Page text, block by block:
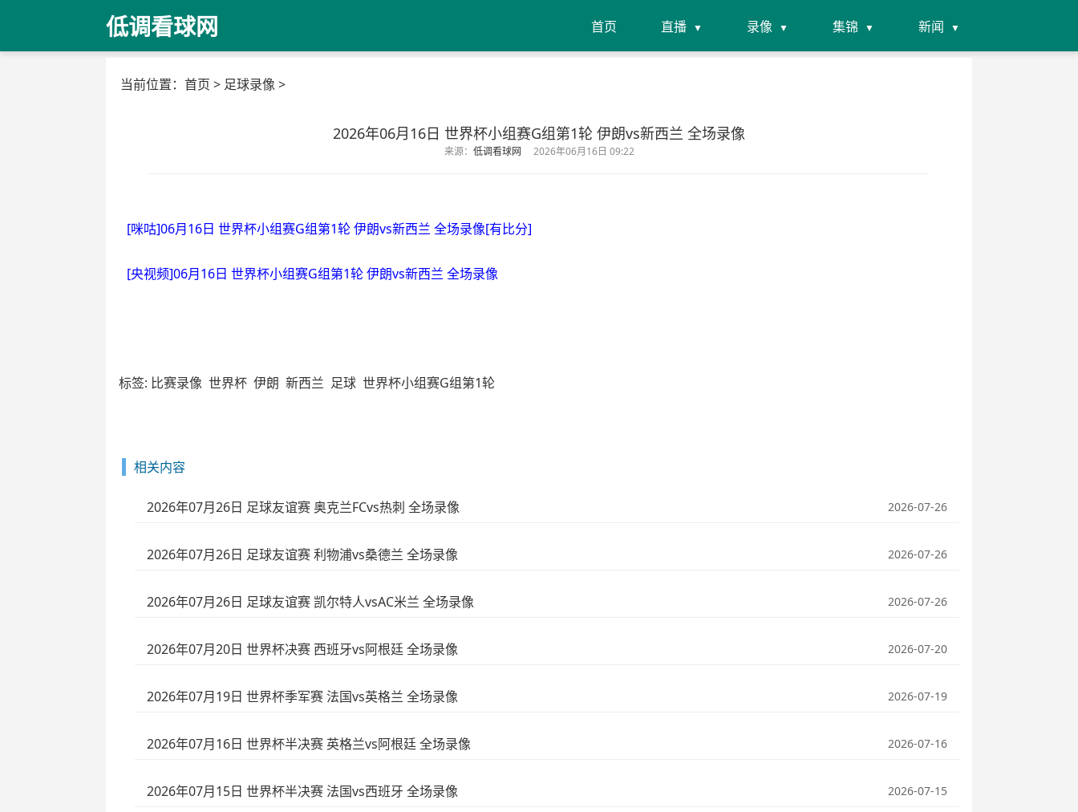
低调看球网 首页 直播 录像 集锦 新闻
当前位置： 首页 > 足球录像 >
2026年06月16日 世界杯小组赛G组第1轮 伊朗vs新西兰 全场录像
来源： 低调看球网 2026年06月16日 09:22
[咪咕]06月16日 世界杯小组赛G组第1轮 伊朗vs新西兰 全场录像[有比分]
[央视频]06月16日 世界杯小组赛G组第1轮 伊朗vs新西兰 全场录像
标签: 比赛录像 世界杯 伊朗 新西兰 足球 世界杯小组赛G组第1轮
相关内容
2026年07月26日 足球友谊赛 奥克兰FCvs热刺 全场录像 2026-07-26
2026年07月26日 足球友谊赛 利物浦vs桑德兰 全场录像 2026-07-26
2026年07月26日 足球友谊赛 凯尔特人vsAC米兰 全场录像 2026-07-26
2026年07月20日 世界杯决赛 西班牙vs阿根廷 全场录像 2026-07-20
2026年07月19日 世界杯季军赛 法国vs英格兰 全场录像 2026-07-19
2026年07月16日 世界杯半决赛 英格兰vs阿根廷 全场录像 2026-07-16
2026年07月15日 世界杯半决赛 法国vs西班牙 全场录像 2026-07-15